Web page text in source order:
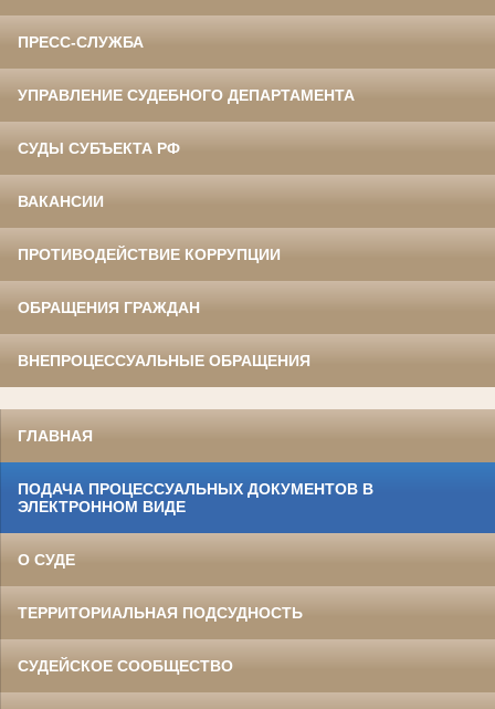
ПРЕСС-СЛУЖБА
УПРАВЛЕНИЕ СУДЕБНОГО ДЕПАРТАМЕНТА
СУДЫ СУБЪЕКТА РФ
ВАКАНСИИ
ПРОТИВОДЕЙСТВИЕ КОРРУПЦИИ
ОБРАЩЕНИЯ ГРАЖДАН
ВНЕПРОЦЕССУАЛЬНЫЕ ОБРАЩЕНИЯ
ГЛАВНАЯ
ПОДАЧА ПРОЦЕССУАЛЬНЫХ ДОКУМЕНТОВ В
ЭЛЕКТРОННОМ ВИДЕ
О СУДЕ
ТЕРРИТОРИАЛЬНАЯ ПОДСУДНОСТЬ
СУДЕЙСКОЕ СООБЩЕСТВО